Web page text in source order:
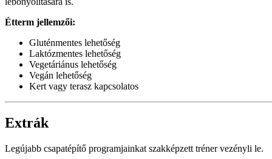
Étterm jellemzői:
Gluténmentes lehetőség
Laktózmentes lehetőség
Vegetáriánus lehetőség
Vegán lehetőség
Kert vagy terasz kapcsolatos
Extrák
Legújabb csapatépítő programjainkat szakképzett tréner vezényli le.